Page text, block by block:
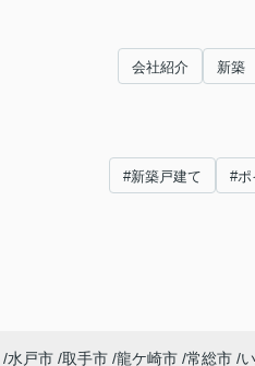
会社紹介 新築
#新築戸建て #ポ
水戸市 取手市 龍ケ崎市 常総市